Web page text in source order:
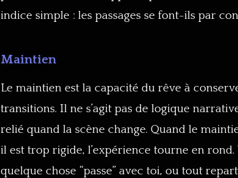
indice simple : les passages se font-ils par
Maintien
Le maintien est la capacité du rêve à
transitions. Il ne s’agit pas de logique
relié quand la scène change. Quand le
il est trop rigide, l’expérience tourne en
quelque chose “passe” avec toi, ou tout